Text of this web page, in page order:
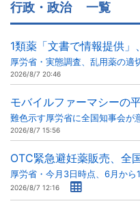
行政・政治 一覧
1類薬「文書で情報提供
厚労省・実態調査、乱用薬の適
2026/8/7 20:46
モバイルファーマシーの
難色示す厚労省に全国知事会が
2026/8/7 15:56
OTC緊急避妊薬販売、全
厚労省・今月3日時点、6月から
2026/8/7 12:16